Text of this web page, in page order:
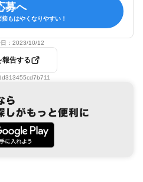
募へ
もはやくなりやすい！
： 2023/10/12
報告する